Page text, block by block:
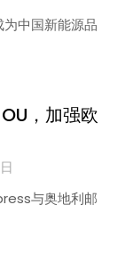
中国新能源品
，加强欧
与奥地利邮